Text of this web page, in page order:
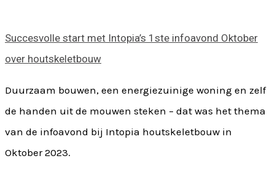
Succesvolle start met Intopia’s 1ste infoavond Oktober
over houtskeletbouw
Duurzaam bouwen, een energiezuinige woning en zelf
de handen uit de mouwen steken – dat was het thema
van de infoavond bij Intopia houtskeletbouw in
Oktober 2023.